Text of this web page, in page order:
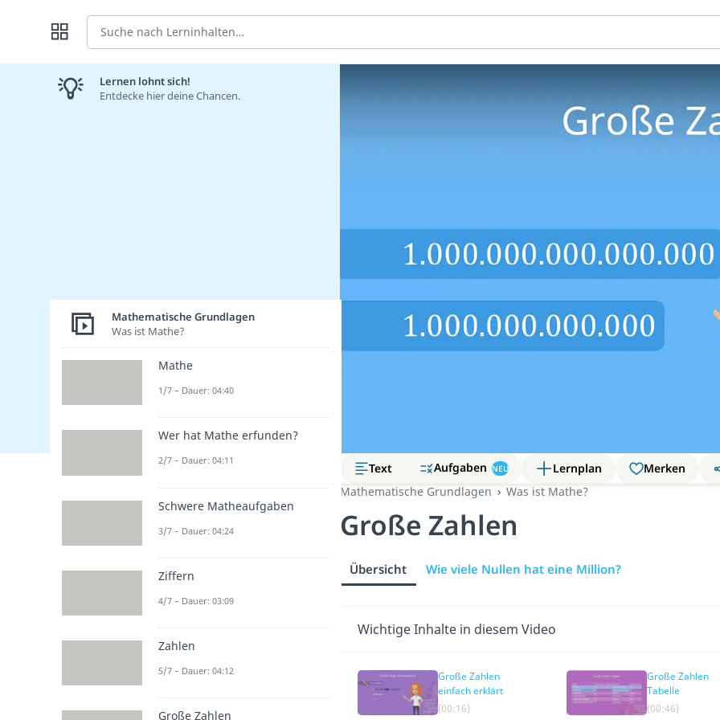
Suche
Text Aufgaben NEU Lernplan Merken
Mathematische Grundlagen
Was ist Mathe?
Große Zahlen
Übersicht Wie viele Nullen hat eine Million?
Wichtige Inhalte in diesem Video
Große Zahlen
einfach erklärt
(00:16)
Große Zahlen
Tabelle
(00:46)
Lernen lohnt sich!
Entdecke hier deine Chancen.
Mathematische Grundlagen
Was ist Mathe?
Mathe
1/7 – Dauer: 04:40
Wer hat Mathe erfunden?
2/7 – Dauer: 04:11
Schwere Matheaufgaben
3/7 – Dauer: 04:24
Ziffern
4/7 – Dauer: 03:09
Zahlen
5/7 – Dauer: 04:12
Große Zahlen